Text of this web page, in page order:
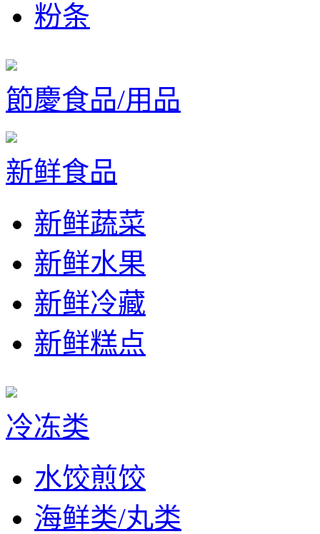
粉条
節慶食品/用品
新鲜食品
新鲜蔬菜
新鲜水果
新鲜冷藏
新鲜糕点
冷冻类
水饺煎饺
海鲜类/丸类